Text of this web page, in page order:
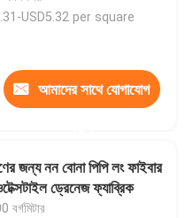
USD5.32 per square
আমাদের সাথে যোগাযোগ
জন্য নন বোনা পিপি লং ফাইবার
ড্রেনেজ ফ্যাব্রিক